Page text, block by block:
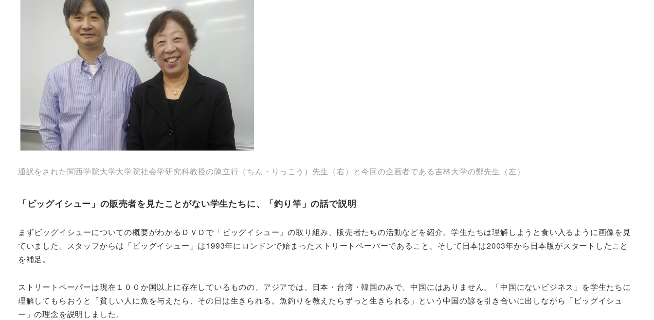
通訳をされた関西学院大学大学院社会学研究科教授の陳立行（ちん・りっこう）先生（右）と今回の企画者である吉林大学の鄭先生（左）
「ビッグイシュー」の販売者を見たことがない学生たちに、「釣り竿」の話で説明
まずビッグイシューについての概要がわかるＤＶＤで「ビッグイシュー」の取り組み、販売者たちの活動などを紹介。学生たちは理解しようと食い入るように画像を見
ていました。スタッフからは「ビッグイシュー」は1993年にロンドンで始まったストリートペーパーであること、そして日本は2003年から日本版がスタートしたこと
を補足。
ストリートペーパーは現在１００か国以上に存在しているものの、アジアでは、日本・台湾・韓国のみで、中国にはありません。「中国にないビジネス」を学生たちに
理解してもらおうと「貧しい人に魚を与えたら、その日は生きられる。魚釣りを教えたらずっと生きられる」という中国の諺を引き合いに出しながら「ビッグイシュ
ー」の理念を説明しました。